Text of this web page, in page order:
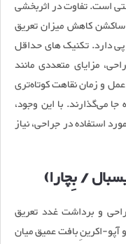
است. تفاوت در اثربخشی
کاهش میزان تعریق
دارد. تکنیک های حداقل
مزایای متعددی مانند
و زمان نقاهت کوتاه‌تری
می‌گذارند. با این وجود،
استفاده در جراحی، نیاز
و برداشت غدد تعریق
اکرینِ بافت عمیق میان